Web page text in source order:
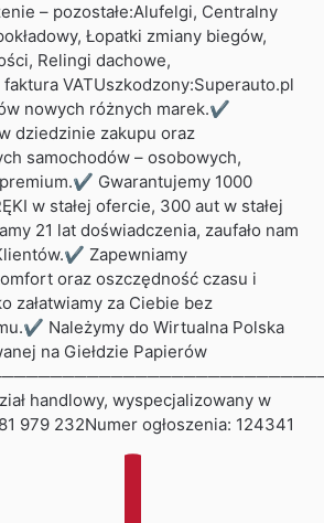
– pozostałe:Alufelgi, Centralny
Łopatki zmiany biegów,
Relingi dachowe,
VATUszkodzony:Superauto.pl
nowych różnych marek.✔
dziedzinie zakupu oraz
samochodów – osobowych,
Gwarantujemy 1000
w stałej ofercie, 300 aut w stałej
21 lat doświadczenia, zaufało nam
Zapewniamy
oraz oszczędność czasu i
załatwiamy za Ciebie bez
Należymy do Wirtualna Polska
na Giełdzie Papierów
handlowy, wyspecjalizowany w
979 232Numer ogłoszenia: 124341